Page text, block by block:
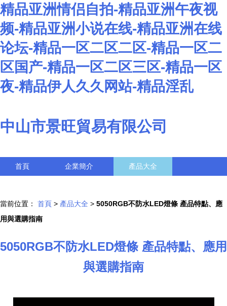
精品亚洲情侣自拍-精品亚洲午夜视
频-精品亚洲小说在线-精品亚洲在线
论坛-精品一区二区二区-精品一区二
区国产-精品一区二区三区-精品一区
夜-精品伊人久久网站-精品淫乱
中山市景旺貿易有限公司
首頁 企業簡介 產品大全
當前位置： 首頁 > 產品大全 > 5050RGB不防水LED燈條 產品特點、應
用與選購指南
5050RGB不防水LED燈條 產品特點、應用
與選購指南